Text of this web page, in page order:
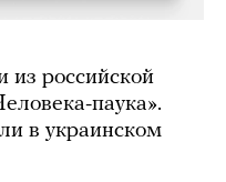
российской
паука».
в украинском